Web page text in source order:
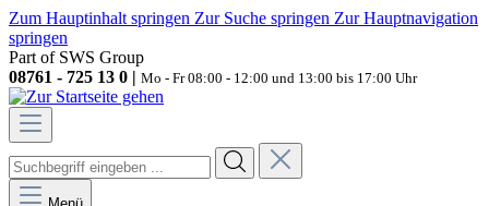
Zum Hauptinhalt springen Zur Suche springen Zur Hauptnavigation
springen
Part of SWS Group
08761 - 725 13 0 | Mo - Fr 08:00 - 12:00 und 13:00 bis 17:00 Uhr